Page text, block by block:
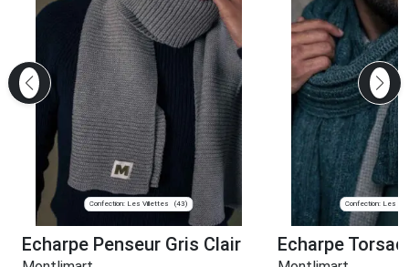
Confection: Les Villettes (43)
Echarpe Penseur Gris Clair
Confection: Les
Echarpe